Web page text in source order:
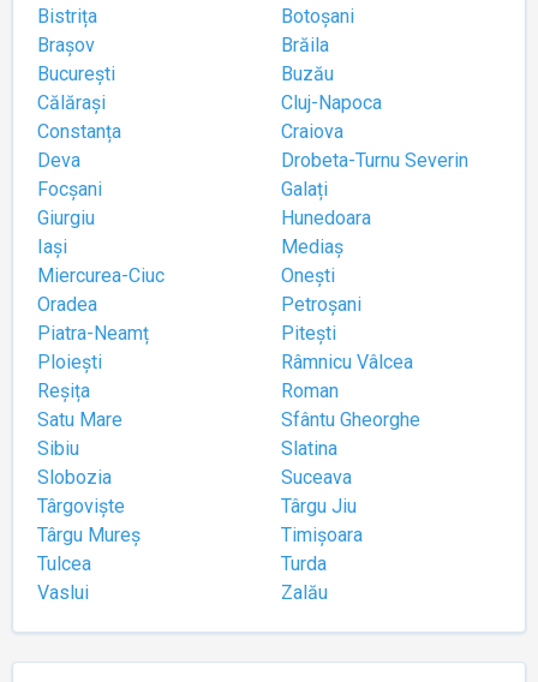
Bistrița
Botoșani
Brașov
Brăila
București
Buzău
Călărași
Cluj-Napoca
Constanța
Craiova
Deva
Drobeta-Turnu Severin
Focșani
Galați
Giurgiu
Hunedoara
Iași
Mediaș
Miercurea-Ciuc
Onești
Oradea
Petroșani
Piatra-Neamț
Pitești
Ploiești
Râmnicu Vâlcea
Reșița
Roman
Satu Mare
Sfântu Gheorghe
Sibiu
Slatina
Slobozia
Suceava
Târgoviște
Târgu Jiu
Târgu Mureș
Timișoara
Tulcea
Turda
Vaslui
Zalău